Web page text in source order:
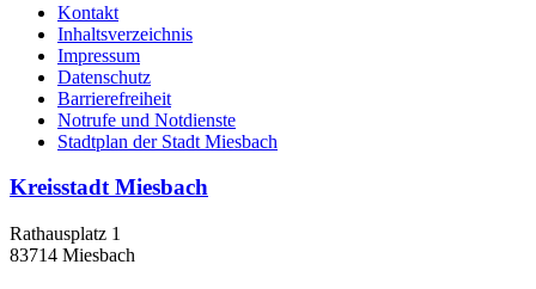
Kontakt
Inhaltsverzeichnis
Impressum
Datenschutz
Barrierefreiheit
Notrufe und Notdienste
Stadtplan der Stadt Miesbach
Kreisstadt Miesbach
Rathausplatz 1
83714 Miesbach